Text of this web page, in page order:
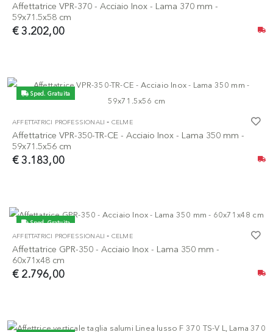
Affettatrice VPR-370 - Acciaio Inox - Lama 370 mm -
59x71.5x58 cm
€ 3.202,00
Sped. Gratuita
AFFETTATRICI PROFESSIONALI - CELME
Affettatrice VPR-350-TR-CE - Acciaio Inox - Lama 350 mm -
59x71.5x56 cm
€ 3.183,00
Sped. Gratuita
AFFETTATRICI PROFESSIONALI - CELME
Affettatrice GPR-350 - Acciaio Inox - Lama 350 mm -
60x71x48 cm
€ 2.796,00